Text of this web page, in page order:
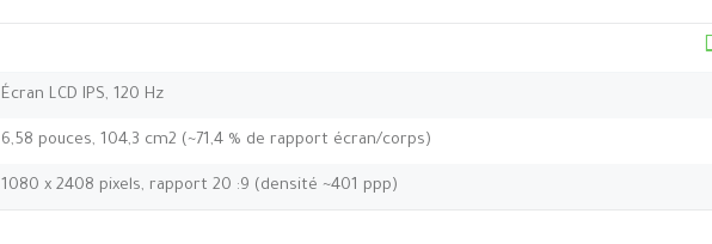
Écran LCD IPS, 120 Hz
6,58 pouces, 104,3 cm2 (~71,4 % de rapport écran/corps)
1080 x 2408 pixels, rapport 20 :9 (densité ~401 ppp)